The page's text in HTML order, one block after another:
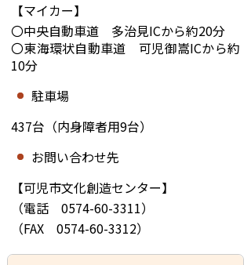
【マイカー】
〇中央自動車道 多治見ICから約20分
〇東海環状自動車道 可児御嵩ICから約
10分
駐車場
437台（内身障者用9台）
お問い合わせ先
【可児市文化創造センター】
（電話 0574-60-3311）
（FAX 0574-60-3312）